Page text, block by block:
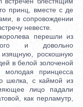
принц, вместе с де
в сопровождении
невесте.
перешли из
и довольно
изящную, роскошную
в белой золоченой
принцесса
шелка, с каймой из
лицо падали
как перламутр,